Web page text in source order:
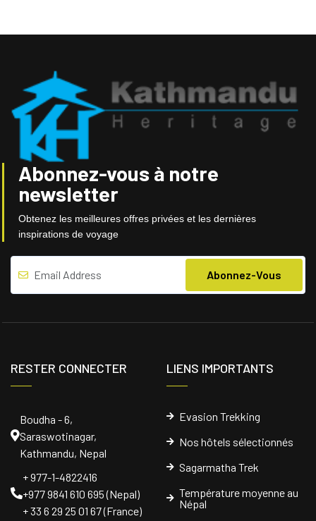
Abonnez-vous à notre
newsletter
Obtenez les meilleures offres privées et les dernières
inspirations de voyage
RESTER CONNECTER
Boudha - 6,
Saraswotinagar,
Kathmandu, Nepal
+ 977-1-4822416
+977 9841 610 695 (Nepal)
+ 33 6 29 25 01 67 (France)
LIENS IMPORTANTS
Evasion Trekking
Nos hôtels sélectionnés
Sagarmatha Trek
Température moyenne au
Népal